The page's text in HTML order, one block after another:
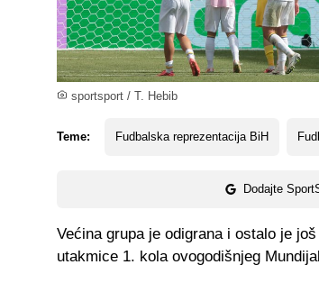
sportsport / T. Hebib
Teme: Fudbalska reprezentacija BiH
Dodajte
Većina grupa je odigrana i ostalo je
utakmice 1. kola ovogodišnjeg